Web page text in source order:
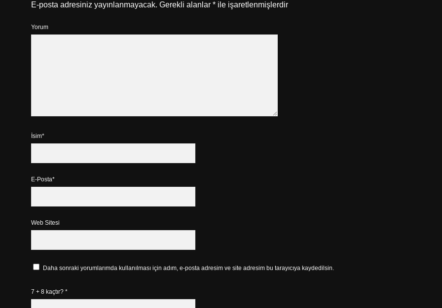
E-posta adresiniz yayınlanmayacak. Gerekli alanlar * ile işaretlenmişlerdir
Yorum
İsim*
E-Posta*
Web Sitesi
Daha sonraki yorumlarımda kullanılması için adım, e-posta adresim ve site adresim bu tarayıcıya kaydedilsin.
7 + 8 kaçtır? *